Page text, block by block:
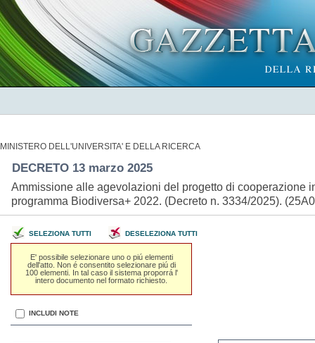
MINISTERO DELL'UNIVERSITA' E DELLA RICERCA
DECRETO 13 marzo 2025
Ammissione alle agevolazioni del progetto di cooperazione
programma Biodiversa+ 2022. (Decreto n. 3334/2025).
SELEZIONA TUTTI DESELEZIONA TUTTI
E' possibile selezionare uno o piú elementi
dell'atto. Non é consentito selezionare piú di
100 elementi. In tal caso il sistema proporrá l'
intero documento nel formato richiesto.
INCLUDI NOTE